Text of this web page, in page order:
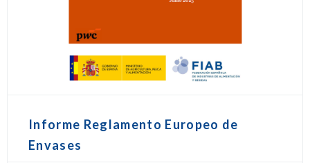
Informe Reglamento Europeo de
Envases